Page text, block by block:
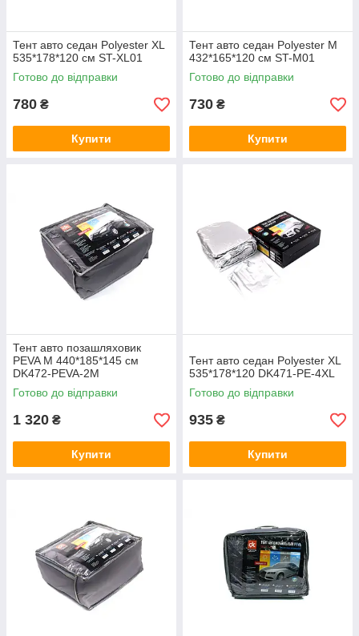
Тент авто седан Polyester XL
535*178*120 см ST-XL01
Готово до відправки
780 ₴
Купити
Тент авто седан Polyester M
432*165*120 см ST-M01
Готово до відправки
730 ₴
Купити
Тент авто позашляховик
PEVA M 440*185*145 см
DK472-PEVA-2M
Готово до відправки
1 320 ₴
Купити
Тент авто седан Polyester XL
535*178*120 DK471-PE-4XL
Готово до відправки
935 ₴
Купити